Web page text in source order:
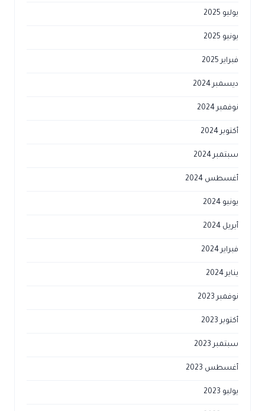
يوليو 2025
يونيو 2025
فبراير 2025
ديسمبر 2024
نوفمبر 2024
أكتوبر 2024
سبتمبر 2024
أغسطس 2024
يونيو 2024
أبريل 2024
فبراير 2024
يناير 2024
نوفمبر 2023
أكتوبر 2023
سبتمبر 2023
أغسطس 2023
يوليو 2023